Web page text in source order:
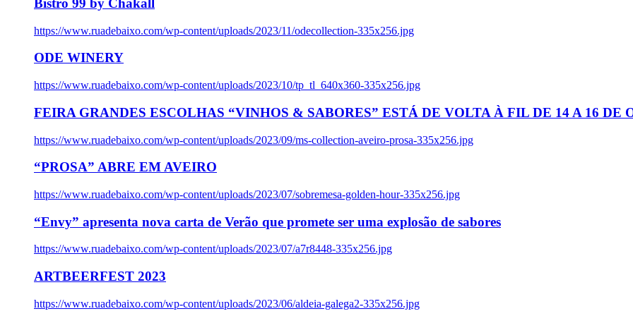
Bistro 99 by Chakall
https://www.ruadebaixo.com/wp-content/uploads/2023/11/odecollection-335x256.jpg
ODE WINERY
https://www.ruadebaixo.com/wp-content/uploads/2023/10/tp_tl_640x360-335x256.jpg
FEIRA GRANDES ESCOLHAS “VINHOS & SABORES” ESTÁ DE VOLTA À FIL DE 14 A 16 DE
https://www.ruadebaixo.com/wp-content/uploads/2023/09/ms-collection-aveiro-prosa-335x256.jpg
“PROSA” ABRE EM AVEIRO
https://www.ruadebaixo.com/wp-content/uploads/2023/07/sobremesa-golden-hour-335x256.jpg
“Envy” apresenta nova carta de Verão que promete ser uma explosão de sabores
https://www.ruadebaixo.com/wp-content/uploads/2023/07/a7r8448-335x256.jpg
ARTBEERFEST 2023
https://www.ruadebaixo.com/wp-content/uploads/2023/06/aldeia-galega2-335x256.jpg